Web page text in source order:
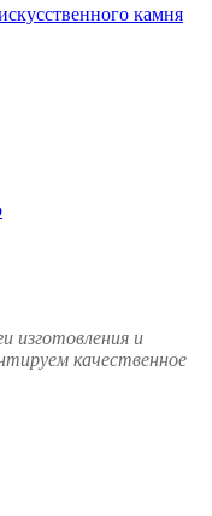
камня
изготовления и
качественное